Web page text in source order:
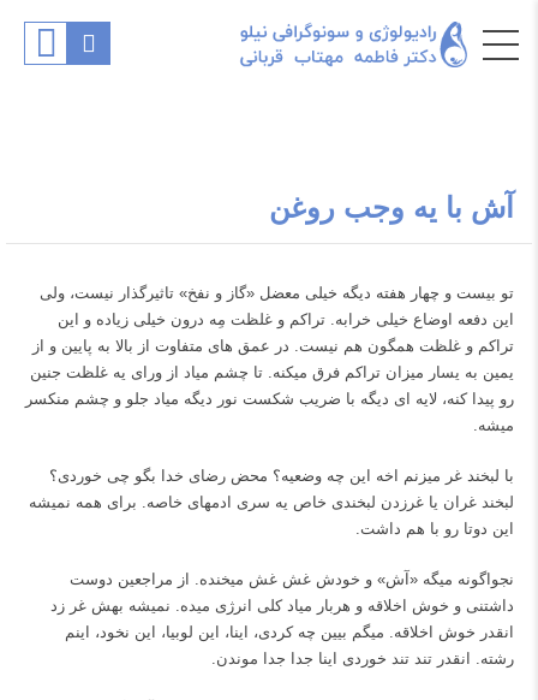
آش با یه وجب روغن
تو بیست و چهار هفته دیگه خیلی معضل «گاز و نفخ» تاثیرگذار نیست، ولی
این دفعه اوضاع خیلی خرابه. تراکم و غلظت مِه درون خیلی زیاده و این
تراکم و غلظت همگون هم نیست. در عمق های متفاوت از بالا به پایین و از
یمین به یسار میزان تراکم فرق میکنه. تا چشم میاد از ورای یه غلظت جنین
رو پیدا کنه، لایه ای دیگه با ضریب شکست نور دیگه میاد جلو و چشم منکسر
میشه.
با لبخند غر میزنم اخه این چه وضعیه؟ محض رضای خدا بگو چی خوردی؟
لبخند غران یا غرزدن لبخندی خاص یه سری ادمهای خاصه. برای همه نمیشه
این دوتا رو با هم داشت.
نجواگونه میگه «آش» و خودش غش غش میخنده. از مراجعین دوست
داشتنی و خوش اخلاقه و هربار میاد کلی انرژی میده. نمیشه بهش غر زد
انقدر خوش اخلاقه. میگم بیین چه کردی، اینا، این لوبیا، این نخود، اینم
رشته. انقدر تند تند خوردی اینا جدا جدا موندن.